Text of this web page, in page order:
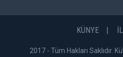
KÜNYE
2017 - Tüm Hakları Saklıdır.